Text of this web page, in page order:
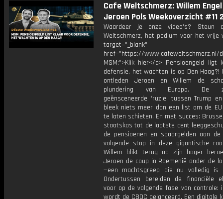
Cafe Weltschmerz: Willem
Jeroen Pols Weekoverzicht #11
Waardeer je onze video's? Steun
Weltschmerz, het podium voor het vrije
target="_blank"
href="https://www.cafeweltschmerz.nl/
MSM:">Klik hier</a> Pensioengeld ligt
defensie, het wachten is op Den Haag?!
ontleden Jeroen en Willem de
plundering van Europa. De
geënsceneerde ‘ruzie’ tussen Trump
bleek niets meer dan een list om de
te laten schieten. En met succes:
staatskas tot de laatste cent
de pensioenen en spaargelden aan
volgende stap in deze gigantische
Willem blikt terug op zijn hoger
Jeroen de coup in Roemenië onder de
—een machtsgreep die nu volledig is
Ondertussen bereiden de financiële
voor op de volgende fase van controle:
wordt de CBDC gelanceerd. Een digitale